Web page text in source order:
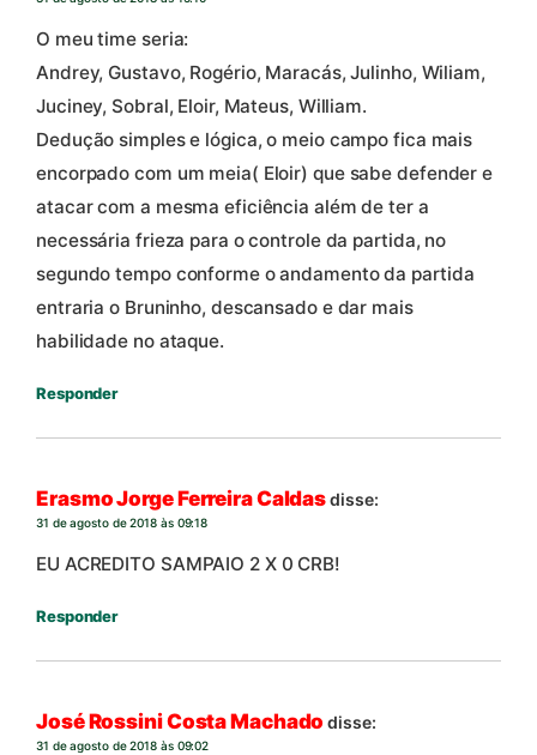
O meu time seria:
Andrey, Gustavo, Rogério, Maracás, Julinho, Wiliam,
Juciney, Sobral, Eloir, Mateus, William.
Dedução simples e lógica, o meio campo fica mais
encorpado com um meia( Eloir) que sabe defender e
atacar com a mesma eficiência além de ter a
necessária frieza para o controle da partida, no
segundo tempo conforme o andamento da partida
entraria o Bruninho, descansado e dar mais
habilidade no ataque.
Responder
Erasmo Jorge Ferreira Caldasdisse:
31 de agosto de 2018 às 09:18
EU ACREDITO SAMPAIO 2 X 0 CRB!
Responder
José Rossini Costa Machado disse:
31 de agosto de 2018 às 09:02